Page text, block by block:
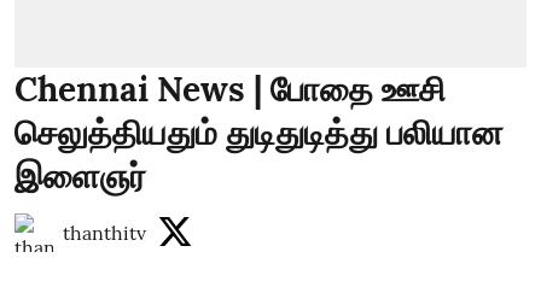
Chennai News | போதை ஊசி
செலுத்தியதும் துடிதுடித்து பலியான
இளைஞர்
thanthitv